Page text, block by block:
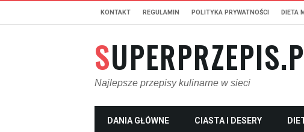
KONTAKT REGULAMIN POLITYKA PRYWATNOŚCI DIETA
Najlepsze przepisy kulinarne w sieci
DANIA GŁÓWNE CIASTA I DESERY